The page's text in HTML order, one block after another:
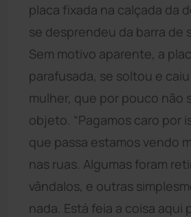
placa fixada na calçada da
se desprendeu da barra de
Sem motivo aparente, a
parafusada, se soltou e
mulher, que por pouco não
objeto. “Pagamos caro por
que passa estamos vendo
nas ruas. Algumas foram
vândalos, e outras
nada. Está feia a coisa aqui